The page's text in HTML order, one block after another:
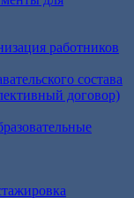
работников
состава
договор)